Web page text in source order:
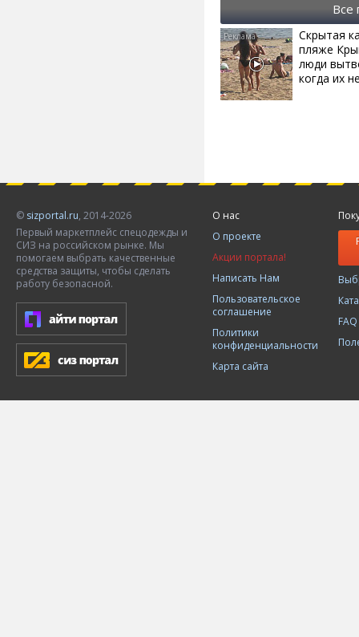
Все
Скрытая
пляже
люди
когда их
© sizportal.ru, 2014-2026
Первый маркетплейс спецодежды и
СИЗ на российском рынке. Мы
помогаем выбрать качественные
средства защиты, чтобы сделать
работу безопасной.
О нас
О проекте
Акции портала!
Написать Нам
Пользовательское
соглашение
Политики
конфиденциальности
Карта сайта
FAQ